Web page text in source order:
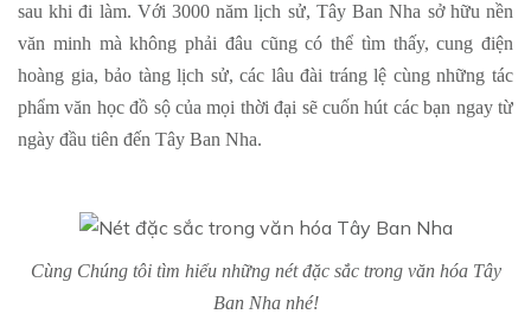
sau khi đi làm. Với 3000 năm lịch sử, Tây Ban Nha sở hữu nền
văn minh mà không phải đâu cũng có thể tìm thấy, cung điện
hoàng gia, bảo tàng lịch sử, các lâu đài tráng lệ cùng những tác
phẩm văn học đồ sộ của mọi thời đại sẽ cuốn hút các bạn ngay từ
ngày đầu tiên đến Tây Ban Nha.
Cùng Chúng tôi tìm hiểu những nét đặc sắc trong văn hóa Tây
Ban Nha nhé!